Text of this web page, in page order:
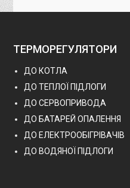
ТЕРМОРЕГУЛЯТОРИ
ДО КОТЛА
ДО ТЕПЛОЇ ПІДЛОГИ
ДО СЕРВОПРИВОДА
ДО БАТАРЕЙ ОПАЛЕННЯ
ДО ЕЛЕКТРООБІГРІВАЧІВ
ДО ВОДЯНОЇ ПІДЛОГИ